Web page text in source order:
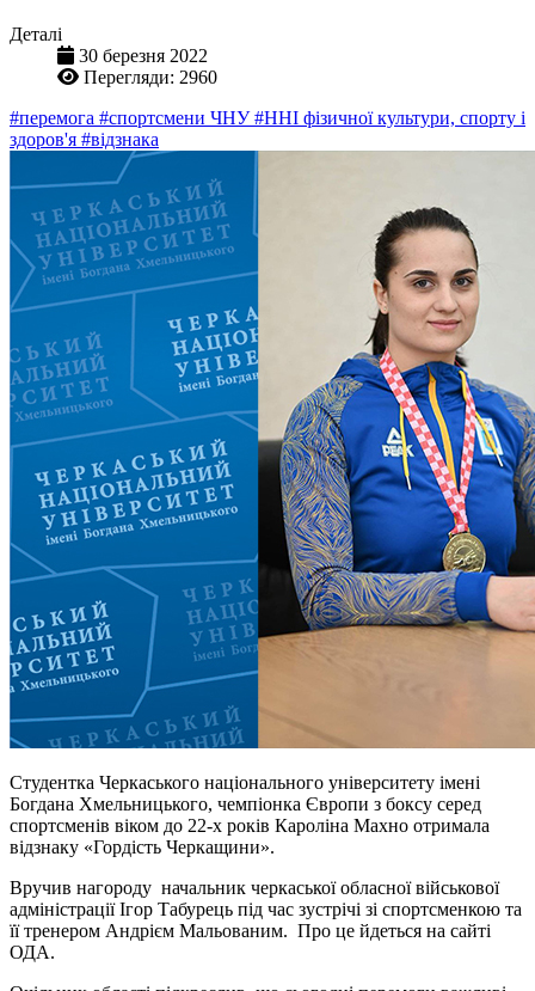
Деталі
30 березня 2022
Перегляди: 2960
#перемога #спортсмени ЧНУ#ННІ фізичної культури, спорту і
здоров'я #відзнака
Студентка Черкаського національного університету імені
Богдана Хмельницького, чемпіонка Європи з боксу серед
спортсменів віком до 22-х років Кароліна Махно отримала
відзнаку «Гордість Черкащини».
Вручив нагороду начальник черкаської обласної військової
адміністрації Ігор Табурець під час зустрічі зі спортсменкою та
її тренером Андрієм Мальованим. Про це йдеться на сайті
ОДА.